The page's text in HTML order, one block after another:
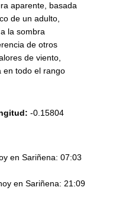
aparente, basada
de un adulto,
la sombra
de otros
de viento,
en todo el rango
-0.15804
en Sariñena: 07:03
en Sariñena: 21:09